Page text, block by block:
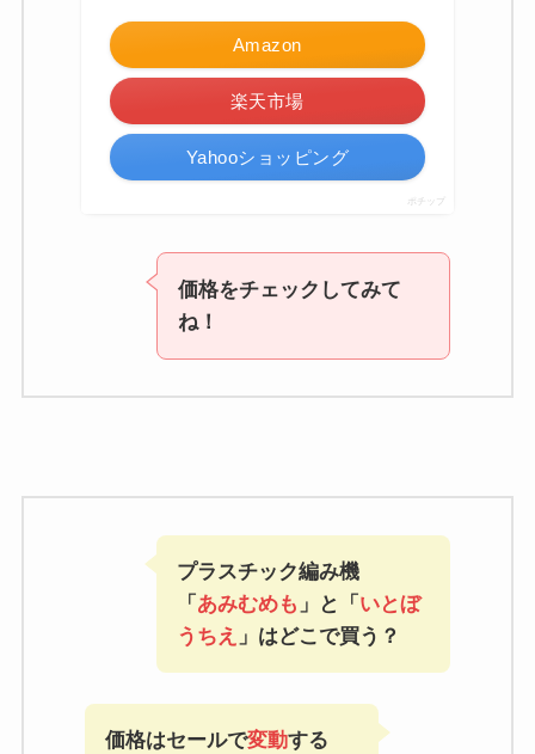
Amazon
楽天市場
Yahooショッピング
ポチップ
価格をチェックしてみて
ね！
プラスチック編み機
「 あみむめも 」と「 いとぼ
うちえ 」はどこで買う？
価格はセールで変動する